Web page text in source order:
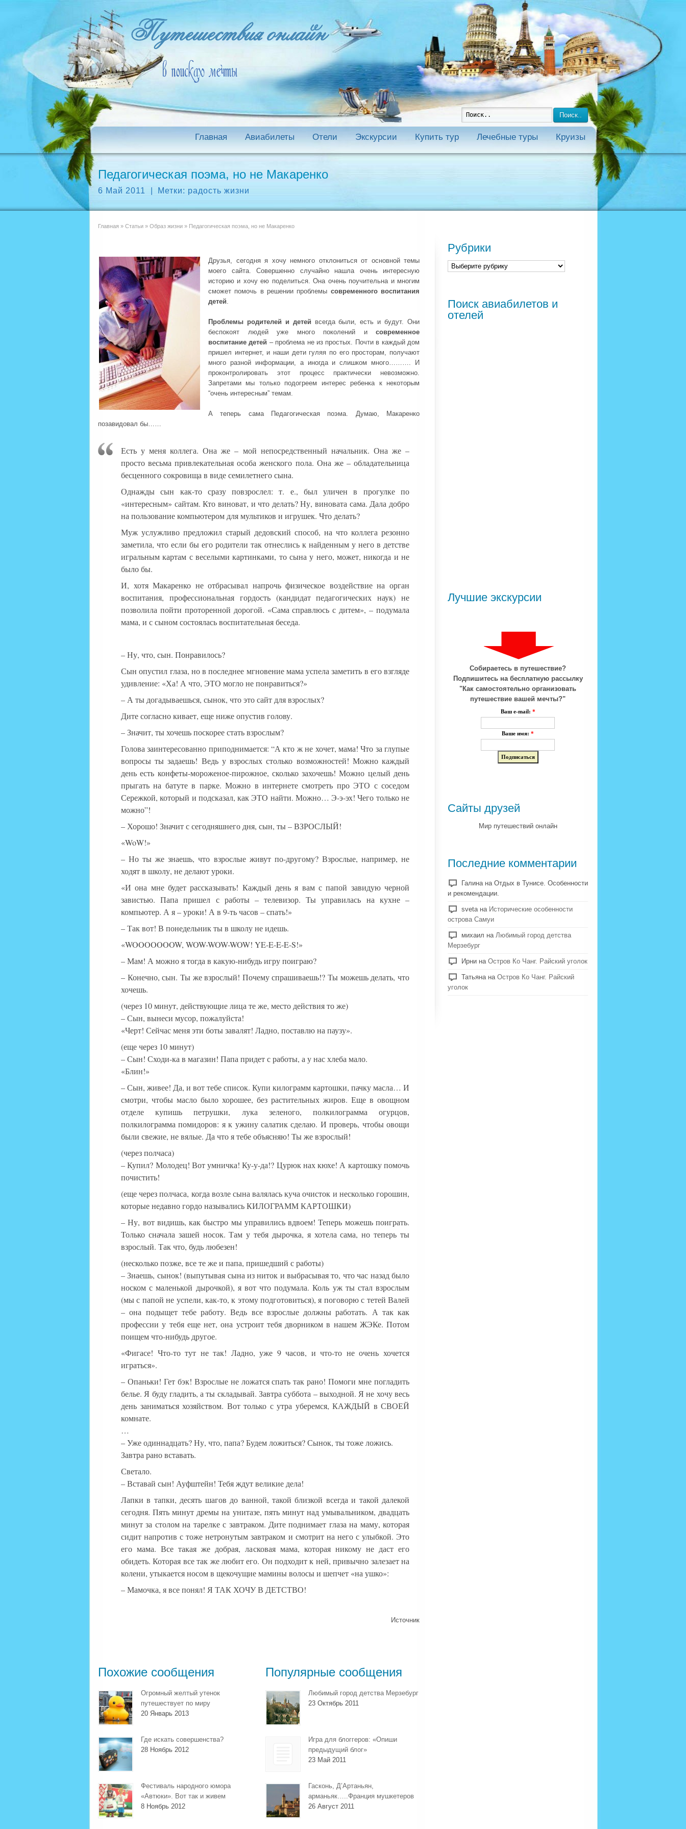
Поиск..
Главная Авиабилеты Отели Экскурсии Купить тур Лечебные туры Круизы
Педагогическая поэма, но не Макаренко
6 Май 2011 Метки: радость жизни
Главная » Статьи » Образ жизни » Педагогическая поэма, но не Макаренко
Друзья, сегодня я хочу немного отклониться от основной темы
моего сайта. Совершенно случайно нашла очень интересную
историю и хочу ею поделиться. Она очень поучительна и многим
сможет помочь в решении проблемы современного воспитания
детей.
Проблемы родителей и детей всегда были, есть и будут. Они
беспокоят людей уже много поколений и современное
воспитание детей – проблема не из простых. Почти в каждый дом
пришел интернет, и наши дети гуляя по его просторам, получают
много разной информации, а иногда и слишком много………. И
проконтролировать этот процесс практически невозможно.
Запретами мы только подогреем интерес ребенка к некоторым
“очень интересным” темам.
А теперь сама Педагогическая поэма. Думаю, Макаренко
позавидовал бы……
Есть у меня коллега. Она же – мой непосредственный начальник. Она же –
просто весьма привлекательная особа женского пола. Она же – обладательница
бесценного сокровища в виде семилетнего сына.
Однажды сын как-то сразу повзрослел: т. е., был уличен в прогулке по
«интересным» сайтам. Кто виноват, и что делать? Ну, виновата сама. Дала добро
на пользование компьютером для мультиков и игрушек. Что делать?
Муж услужливо предложил старый дедовский способ, на что коллега резонно
заметила, что если бы его родители так отнеслись к найденным у него в детстве
игральным картам с веселыми картинками, то сына у него, может, никогда и не
было бы.
И, хотя Макаренко не отбрасывал напрочь физическое воздействие на орган
воспитания, профессиональная гордость (кандидат педагогических наук) не
позволила пойти проторенной дорогой. «Сама справлюсь с дитем», – подумала
мама, и с сыном состоялась воспитательная беседа.
– Ну, что, сын. Понравилось?
Сын опустил глаза, но в последнее мгновение мама успела заметить в его взгляде
удивление: «Ха! А что, ЭТО могло не понравиться?»
– А ты догадываешься, сынок, что это сайт для взрослых?
Дите согласно кивает, еще ниже опустив голову.
– Значит, ты хочешь поскорее стать взрослым?
Голова заинтересованно приподнимается: “А кто ж не хочет, мама! Что за глупые
вопросы ты задаешь! Ведь у взрослых столько возможностей! Можно каждый
день есть конфеты-мороженое-пирожное, сколько захочешь! Можно целый день
прыгать на батуте в парке. Можно в интернете смотреть про ЭТО с соседом
Сережкой, который и подсказал, как ЭТО найти. Можно… Э-э-эх! Чего только не
можно”!
– Хорошо! Значит с сегодняшнего дня, сын, ты – ВЗРОСЛЫЙ!
«WoW!»
– Но ты же знаешь, что взрослые живут по-другому? Взрослые, например, не
ходят в школу, не делают уроки.
«И она мне будет рассказывать! Каждый день я вам с папой завидую черной
завистью. Папа пришел с работы – телевизор. Ты управилась на кухне –
компьютер. А я – уроки! А в 9-ть часов – спать!»
– Так вот! В понедельник ты в школу не идешь.
«WOOOOOOOW, WOW-WOW-WOW! YE-E-E-E-S!»
– Мам! А можно я тогда в какую-нибудь игру поиграю?
– Конечно, сын. Ты же взрослый! Почему спрашиваешь!? Ты можешь делать, что
хочешь.
(через 10 минут, действующие лица те же, место действия то же)
– Сын, вынеси мусор, пожалуйста!
«Черт! Сейчас меня эти боты завалят! Ладно, поставлю на паузу».
(еще через 10 минут)
– Сын! Сходи-ка в магазин! Папа придет с работы, а у нас хлеба мало.
«Блин!»
– Сын, живее! Да, и вот тебе список. Купи килограмм картошки, пачку масла… И
смотри, чтобы масло было хорошее, без растительных жиров. Еще в овощном
отделе купишь петрушки, лука зеленого, полкилограмма огурцов,
полкилограмма помидоров: я к ужину салатик сделаю. И проверь, чтобы овощи
были свежие, не вялые. Да что я тебе объясняю! Ты же взрослый!
(через полчаса)
– Купил? Молодец! Вот умничка! Ку-у-да!? Цурюк нах кюхе! А картошку помочь
почистить!
(еще через полчаса, когда возле сына валялась куча очисток и несколько горошин,
которые недавно гордо назывались КИЛОГРАММ КАРТОШКИ)
– Ну, вот видишь, как быстро мы управились вдвоем! Теперь можешь поиграть.
Только сначала зашей носок. Там у тебя дырочка, я хотела сама, но теперь ты
взрослый. Так что, будь любезен!
(несколько позже, все те же и папа, пришедший с работы)
– Знаешь, сынок! (выпутывая сына из ниток и выбрасывая то, что час назад было
носком с маленькой дырочкой), я вот что подумала. Коль уж ты стал взрослым
(мы с папой не успели, как-то, к этому подготовиться), я поговорю с тетей Валей
– она подыщет тебе работу. Ведь все взрослые должны работать. А так как
профессии у тебя еще нет, она устроит тебя дворником в нашем ЖЭКе. Потом
поищем что-нибудь другое.
«Фигасе! Что-то тут не так! Ладно, уже 9 часов, и что-то не очень хочется
играться».
– Опаньки! Гет бэк! Взрослые не ложатся спать так рано! Помоги мне погладить
белье. Я буду гладить, а ты складывай. Завтра суббота – выходной. Я не хочу весь
день заниматься хозяйством. Вот только с утра уберемся, КАЖДЫЙ в СВОЕЙ
комнате.
…
– Уже одиннадцать? Ну, что, папа? Будем ложиться? Сынок, ты тоже ложись.
Завтра рано вставать.
Светало.
– Вставай сын! Ауфштейн! Тебя ждут великие дела!
Лапки в тапки, десять шагов до ванной, такой близкой всегда и такой далекой
сегодня. Пять минут дремы на унитазе, пять минут над умывальником, двадцать
минут за столом на тарелке с завтраком. Дите поднимает глаза на маму, которая
сидит напротив с тоже нетронутым завтраком и смотрит на него с улыбкой. Это
его мама. Все такая же добрая, ласковая мама, которая никому не даст его
обидеть. Которая все так же любит его. Он подходит к ней, привычно залезает на
колени, утыкается носом в щекочущие мамины волосы и шепчет «на ушко»:
– Мамочка, я все понял! Я ТАК ХОЧУ В ДЕТСТВО!
Источник
Похожие сообщения
Огромный желтый утенок
путешествует по миру
20 Январь 2013
Где искать совершенства?
28 Ноябрь 2012
Фестиваль народного юмора
«Автюки». Вот так и живем
8 Ноябрь 2012
Популярные сообщения
Любимый город детства Мерзебург
23 Октябрь 2011
Игра для блоггеров: «Опиши
предыдущий блог»
23 Май 2011
Гасконь, Д’Артаньян,
арманьяк…..Франция мушкетеров
26 Август 2011
Рубрики
Поиск авиабилетов и
отелей
Лучшие экскурсии
Собираетесь в путешествие?
Подпишитесь на бесплатную рассылку
"Как самостоятельно организовать
путешествие вашей мечты?"
Ваш e-mail: *
Ваше имя: *
Сайты друзей
Мир путешествий онлайн
Последние комментарии
Галина на Отдых в Тунисе. Особенности
и рекомендации.
sveta на Исторические особенности
острова Самуи
михаил на Любимый город детства
Мерзебург
Ирни на Остров Ко Чанг. Райский уголок
Татьяна на Остров Ко Чанг. Райский
уголок